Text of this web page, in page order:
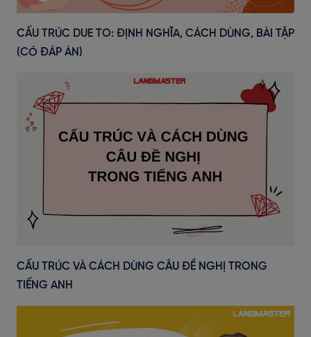
CẤU TRÚC DUE TO: ĐỊNH NGHĨA, CÁCH DÙNG, BÀI TẬP
(CÓ ĐÁP ÁN)
CẤU TRÚC VÀ CÁCH DÙNG CÂU ĐỀ NGHỊ TRONG
TIẾNG ANH